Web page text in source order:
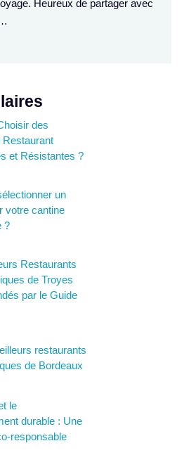
Heureux de partager avec
des
et Résistantes ?
un
votre cantine
?
Restaurants
de Troyes
par le Guide
restaurants
de Bordeaux
le
durable : Une
responsable